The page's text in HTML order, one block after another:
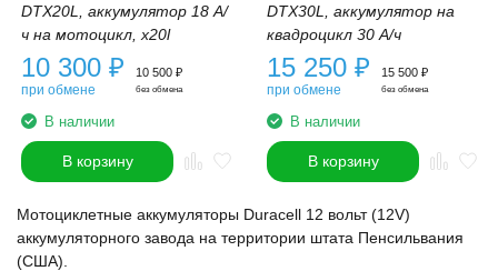
DTX20L, аккумулятор 18 А/
ч на мотоцикл, x20l
10 300 ₽
при обмене
10 500 ₽
без обмена
В наличии
В корзину
DTX30L, аккумулятор на
квадроцикл 30 А/ч
15 250 ₽
при обмене
15 500 ₽
без обмена
В наличии
В корзину
Мотоциклетные аккумуляторы Duracell 12 вольт (12V)
аккумуляторного завода на территории штата Пенсильвания
(США).